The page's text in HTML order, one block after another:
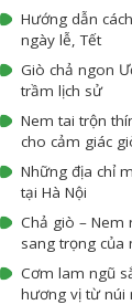
Hướng dẫn
ngày lễ, Tết
Giò chả ngon
trầm lịch sử
Nem tai trộn
cho cảm giác
Những địa chỉ
tại Hà Nội
Chả giò –
sang trọng của
Cơm lam ngũ
hương vị từ núi